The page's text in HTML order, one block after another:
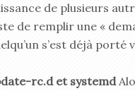
de plusieurs
de remplir une «
s’est déjà
rc.d et systemd